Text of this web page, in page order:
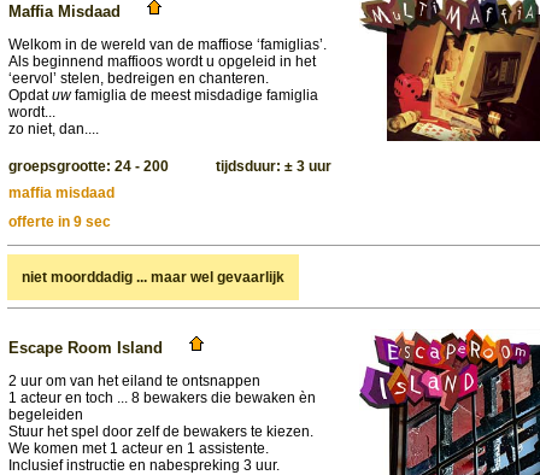
Maffia Misdaad
Welkom in de wereld van de maffiose ‘famiglias’.
Als beginnend maffioos wordt u opgeleid in het
‘eervol’ stelen, bedreigen en chanteren.
Opdatuwfamiglia de meest misdadige famiglia
wordt...
zo niet, dan....
groepsgrootte: 24 - 200 tijdsduur: ± 3 uur
maffia misdaad
offerte in 9 sec
niet moorddadig ... maar wel gevaarlijk
Escape Room Island
2 uur om van het eiland te ontsnappen
1 acteur en toch ... 8 bewakers die bewaken èn
begeleiden
Stuur het spel door zelf de bewakers te kiezen.
We komen met 1 acteur en 1 assistente.
Inclusief instructie en nabespreking 3 uur.